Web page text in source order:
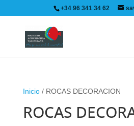
+34 96 341 34 62
Inicio/ ROCAS DECORACION
ROCAS